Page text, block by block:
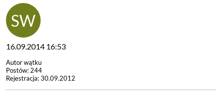
16.09.2014 16:53
Autor wątku
Postów: 244
Rejestracja: 30.09.2012